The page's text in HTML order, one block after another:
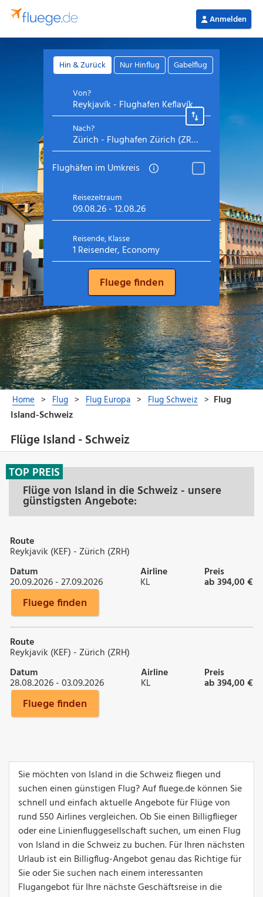
Flüge Island - Schweiz
Flüge von Island in die Schweiz - unsere
günstigsten Angebote:
TOP PREIS
Route
Reykjavik (KEF) - Zürich (ZRH)
Datum
20.09.2026 - 27.09.2026
Airline
KL
Preis
ab 394,00 €
Fluege finden
Route
Reykjavik (KEF) - Zürich (ZRH)
Datum
28.08.2026 - 03.09.2026
Airline
KL
Preis
ab 394,00 €
Fluege finden
Sie möchten von Island in die Schweiz fliegen und
suchen einen günstigen Flug? Auf fluege.de können Sie
schnell und einfach aktuelle Angebote für Flüge von
rund 550 Airlines vergleichen. Ob Sie einen Billigflieger
oder eine Linienfluggesellschaft suchen, um einen Flug
von Island in die Schweiz zu buchen. Für Ihren nächsten
Urlaub ist ein Billigflug-Angebot genau das Richtige für
Sie oder Sie suchen nach einem interessanten
Flugangebot für Ihre nächste Geschäftsreise in die